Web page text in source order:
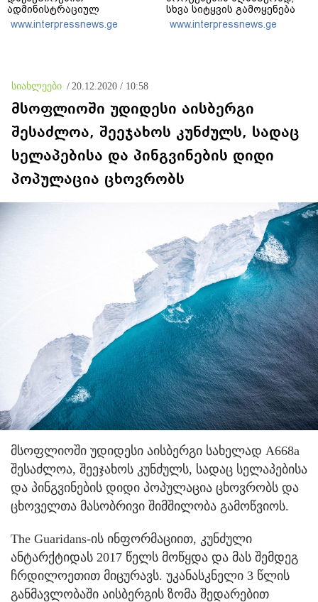
ადმინისტრაციულ
შენობებზე სახელმწიფო
დროშები დაეშვა
www.interpressnews.ge
სხვა სიტყვის გამოყენება
აჯობებდა - არასდროს
მითქვამს, რომ ჩვენები
www.interpressnews.ge
სიახლეები / 20.12.2020 / 10:58
მსოფლიოში უდიდესი აისბერგი
შესაძლოა, შეეჯახოს კუნძულს, სადაც
სელაპებისა და პინგვინების დიდი
პოპულაცია ცხოვრობს
მსოფლიოში უდიდესი აისბერგი სახელად A668a
შესაძლოა, შეეჯახოს კუნძულს, სადაც სელაპებისა
და პინგვინების დიდი პოპულაცია ცხოვრობს და
ცხოველთა მასობრივი შიმშილობა გამოწვიოს.
The Guaridans-ის ინფორმაციით, კუნძული
ანტარქტიდას 2017 წელს მოწყდა და მას შემდეგ
ჩრდილოეთით მიცურავს. უკანასკნელი 3 წლის
განმავლობაში აისბერგის ზომა შედარებით